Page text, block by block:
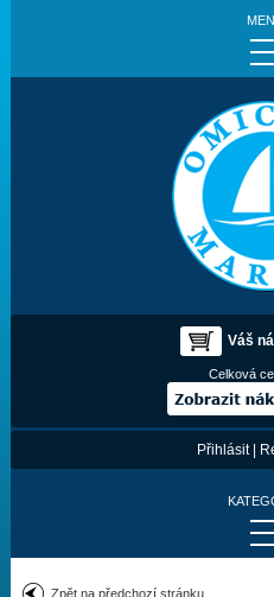
Váš
Celková
Přihlásit|
Zpět na předchozí stránku